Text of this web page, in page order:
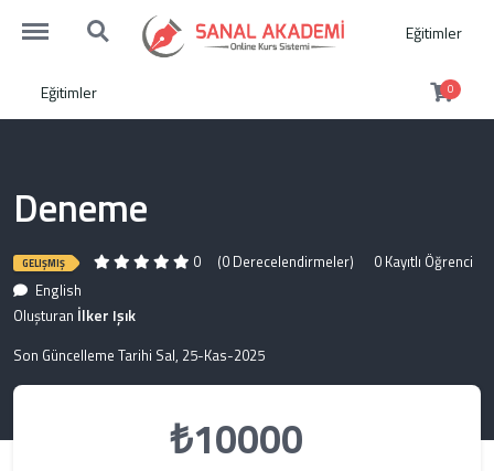
http://sanalakademi.demobul.com.tr/menu
http://sanalakademi.demobul.com.tr/search Eğitimler
Eğitimler 0
Deneme
GELIŞMIŞ 0 (0 Derecelendirmeler)
0 Kayıtlı Öğrenci
English
Oluşturan İlker Işık
Son Güncelleme Tarihi Sal, 25-Kas-2025
₺10000